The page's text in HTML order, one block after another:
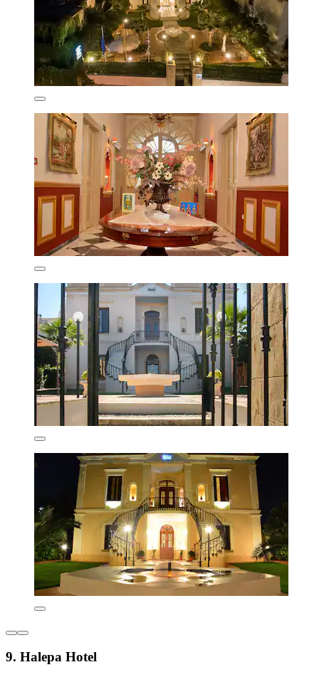
9. Halepa Hotel